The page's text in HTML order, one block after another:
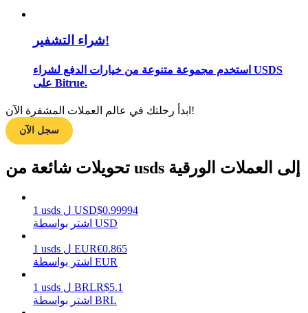
استراتيجيات التداول
تعلم كيفية البقاء مربحة
يكسب
شراء التشفير!
استخدم مجموعة متنوعة من خيارات الدفع لشراء USDS
على Bitrue.
ابدأ رحلتك في عالم العملات المشفرة الآن!
سجل الآن
تحويلات شائعة من usds إلى العملات الورقية
1 usds ل USD$0.99994
اشتر بواسطة USD
1 usds ل EUR€0.865
اشتر بواسطة EUR
1 usds ل BRLR$5.1
اشتر بواسطة BRL